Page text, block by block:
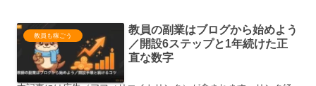
教員も稼ごう
教員の副業はブログから始めよう
／開設6ステップと1年続けた正
直な数字